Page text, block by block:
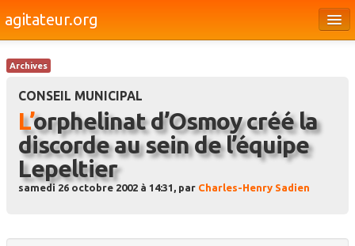
agitateur.org
Société
Culture
Médias
Archives
CONSEIL MUNICIPAL
L’orphelinat d’Osmoy créé la
discorde au sein de l’équipe
Lepeltier
samedi 26 octobre 2002 à 14:31, par Charles-Henry Sadien